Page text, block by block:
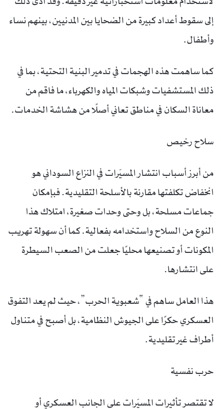
إلى سقوط أعداد كبيرة من الضحايا بين المدنيين، بينهم نساء
وأطفال.
كما ساهمت هذه الهجمات في تدمير البنية التحتية، بما في
ذلك المستشفيات وشبكات المياه والكهرباء، ما فاقم من
معاناة السكان في مناطق تعاني أصلًا من هشاشة الخدمات.
سلاح رخيص
من أبرز أسباب انتشار المسيّرات في النزاع السوداني هو
انخفاض تكلفتها مقارنة بالأسلحة التقليدية. فبإمكان
جماعات مسلحة، بل وحتى وحدات صغيرة، امتلاك هذا
النوع من السلاح واستخدامه بفعالية. كما أن سهولة تهريب
المكونات أو تصنيعها محليًا جعلت من الصعب السيطرة
على انتشارها.
هذا العامل ساهم في “شعبوية الحرب”، حيث لم يعد التفوق
العسكري حكرًا على الجيوش النظامية، بل أصبح في متناول
أطراف غير تقليدية.
حرب نفسية
لا تقتصر تأثيرات المسيّرات على الجانب العسكري أو